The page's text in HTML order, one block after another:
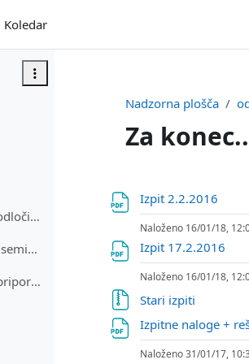
Koledar
1. seminarska naloga: odločitveni model
Nekaj primerov dobrih seminarjev (pazite: navodila za seminarsko so se malo spremenila)
2. seminarska naloga: priporočilni sistem
Nadzorna plošča
Za
Osnutek
Izpit 2.2.2016
Naloženo 16/01/18,
Izpit 17.2.2016
Naloženo 16/01/18,
Stari izpiti
Izpitne naloge +
Naloženo 31/01/17,